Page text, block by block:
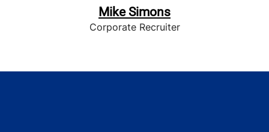
Mike Simons
Corporate Recruiter